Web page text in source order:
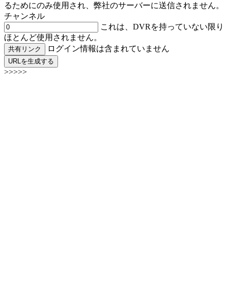
るためにのみ使用され、弊社のサーバーに送信されません。
チャンネル
これは、DVRを持っていない限り
ほとんど使用されません。
共有リンク ログイン情報は含まれていません
URLを生成する
>>>>>